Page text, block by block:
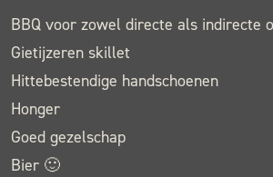
BBQ voor zowel directe als indirecte
Gietijzeren skillet
Hittebestendige handschoenen
Honger
Goed gezelschap
Bier 🙂